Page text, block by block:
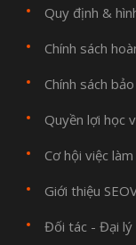
Quy định &
Chính sách
Chính sách
Quyền lợi học
Cơ hội việc làm
Giới thiệu
Đối tác - Đại lý